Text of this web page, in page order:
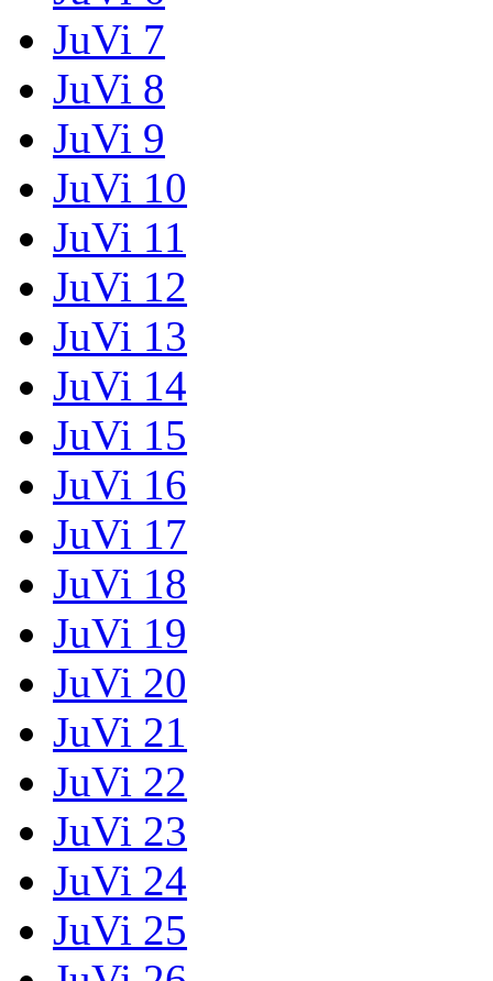
JuVi 7
JuVi 8
JuVi 9
JuVi 10
JuVi 11
JuVi 12
JuVi 13
JuVi 14
JuVi 15
JuVi 16
JuVi 17
JuVi 18
JuVi 19
JuVi 20
JuVi 21
JuVi 22
JuVi 23
JuVi 24
JuVi 25